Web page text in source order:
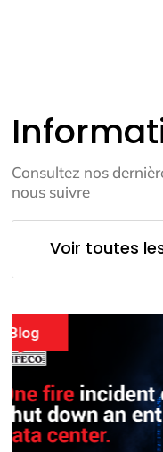
Consultez nos
nous suivre
Voir toutes
Événements